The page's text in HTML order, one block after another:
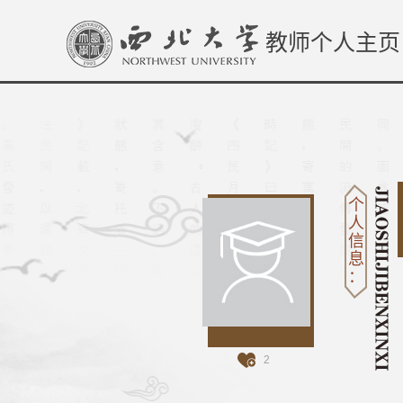
教师个人主页
2
个
人
信
息
：